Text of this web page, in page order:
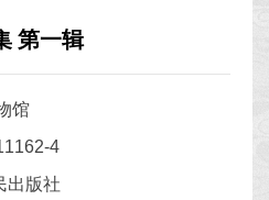
第一辑
馆
4
出版社